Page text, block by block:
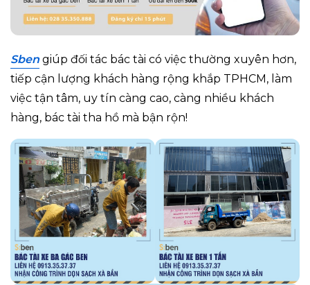
Sben giúp đối tác bác tài có việc thường xuyên hơn,
tiếp cận lượng khách hàng rộng khắp TPHCM, làm
việc tận tâm, uy tín càng cao, càng nhiều khách
hàng, bác tài tha hồ mà bận rộn!